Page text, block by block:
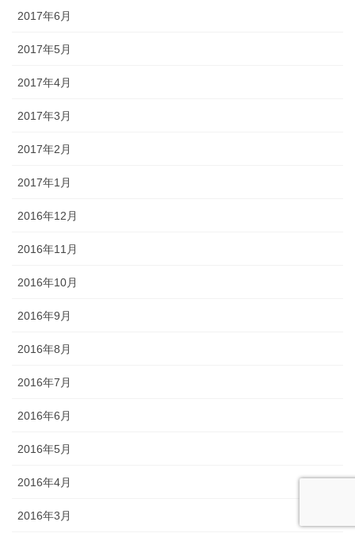
2017年6月
2017年5月
2017年4月
2017年3月
2017年2月
2017年1月
2016年12月
2016年11月
2016年10月
2016年9月
2016年8月
2016年7月
2016年6月
2016年5月
2016年4月
2016年3月